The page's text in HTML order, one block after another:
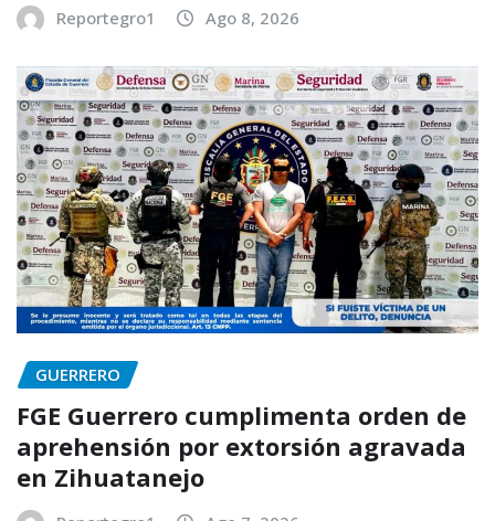
Reportegro1 Ago 8, 2026
GUERRERO
FGE Guerrero cumplimenta orden de
aprehensión por extorsión agravada
en Zihuatanejo